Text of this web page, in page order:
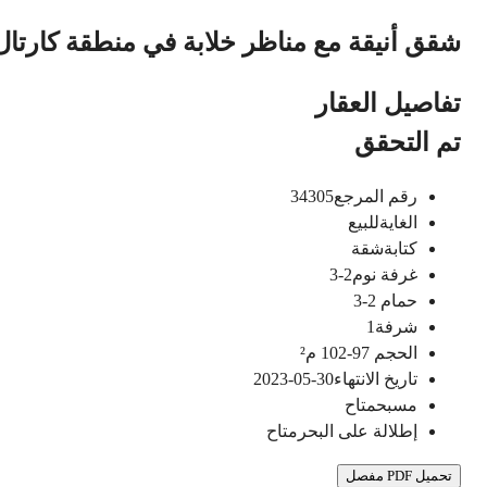
شقق أنيقة مع مناظر خلابة في منطقة
تفاصيل العقار
تم التحقق
رقم المرجع34305
الغايةللبيع
كتابةشقة
غرفة نوم2-3
حمام 2-3
شرفة 1
الحجم 97-102
م²
تاريخ الانتهاء30-05-2023
مسبحمتاح
إطلالة على البحر متاح
تحميل PDF مفصل